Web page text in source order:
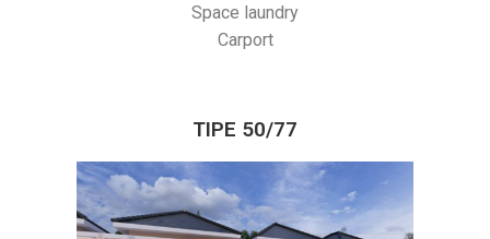
Space laundry
Carport
TIPE 50/77